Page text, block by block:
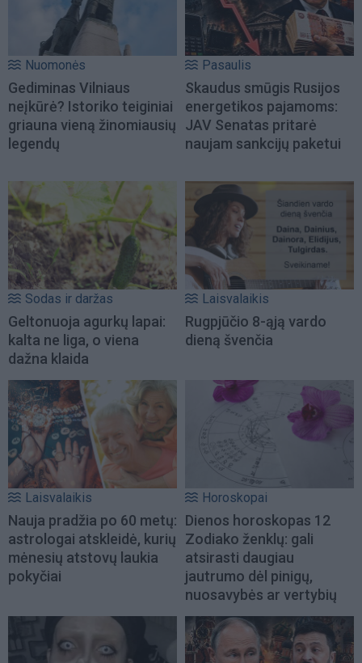
Nuomonės
Gediminas Vilniaus
neįkūrė? Istoriko teiginiai
griauna vieną žinomiausių
legendų
Pasaulis
Skaudus smūgis Rusijos
energetikos pajamoms:
JAV Senatas pritarė
naujam sankcijų paketui
Sodas ir daržas
Geltonuoja agurkų lapai:
kalta ne liga, o viena
dažna klaida
Laisvalaikis
Rugpjūčio 8-ąją vardo
dieną švenčia
Laisvalaikis
Nauja pradžia po 60 metų:
astrologai atskleidė, kurių
mėnesių atstovų laukia
pokyčiai
Horoskopai
Dienos horoskopas 12
Zodiako ženklų: gali
atsirasti daugiau
jautrumo dėl pinigų,
nuosavybės ar vertybių